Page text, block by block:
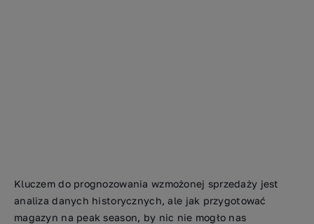
Kluczem do prognozowania wzmożonej sprzedaży jest
analiza danych historycznych, ale jak przygotować
magazyn na peak season, by nic nie mogło nas